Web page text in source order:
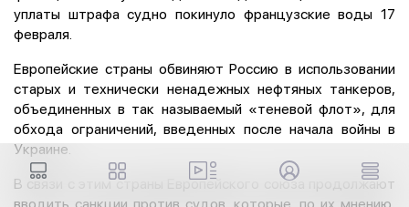
уплаты штрафа судно покинуло французские воды 17
февраля.
Европейские страны обвиняют Россию в использовании
старых и технически ненадежных нефтяных танкеров,
объединенных в так называемый «теневой флот», для
обхода ограничений, введенных после начала войны в
Украине.
В связи с этим страны Европейского союза продолжают
вводить санкции против судов, которые, по их мнению,